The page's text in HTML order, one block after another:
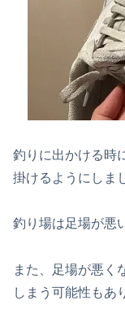
釣りに出かける時
掛けるようにしま
釣り場は足場が悪
また、足場が悪く
しまう可能性もあ